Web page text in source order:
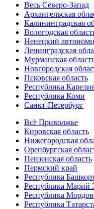
Весь Северо-Запад
Архангельская
Калининградская
Вологодская
Ненецкий
Ленинградская
Мурманская
Новгородская
Псковская область
Республика
Республика Коми
Санкт-Петербург
Всё Приволжье
Кировская область
Нижегородская
Оренбургская
Пензенская область
Пермский край
Республика
Республика Марий
Республика
Республика